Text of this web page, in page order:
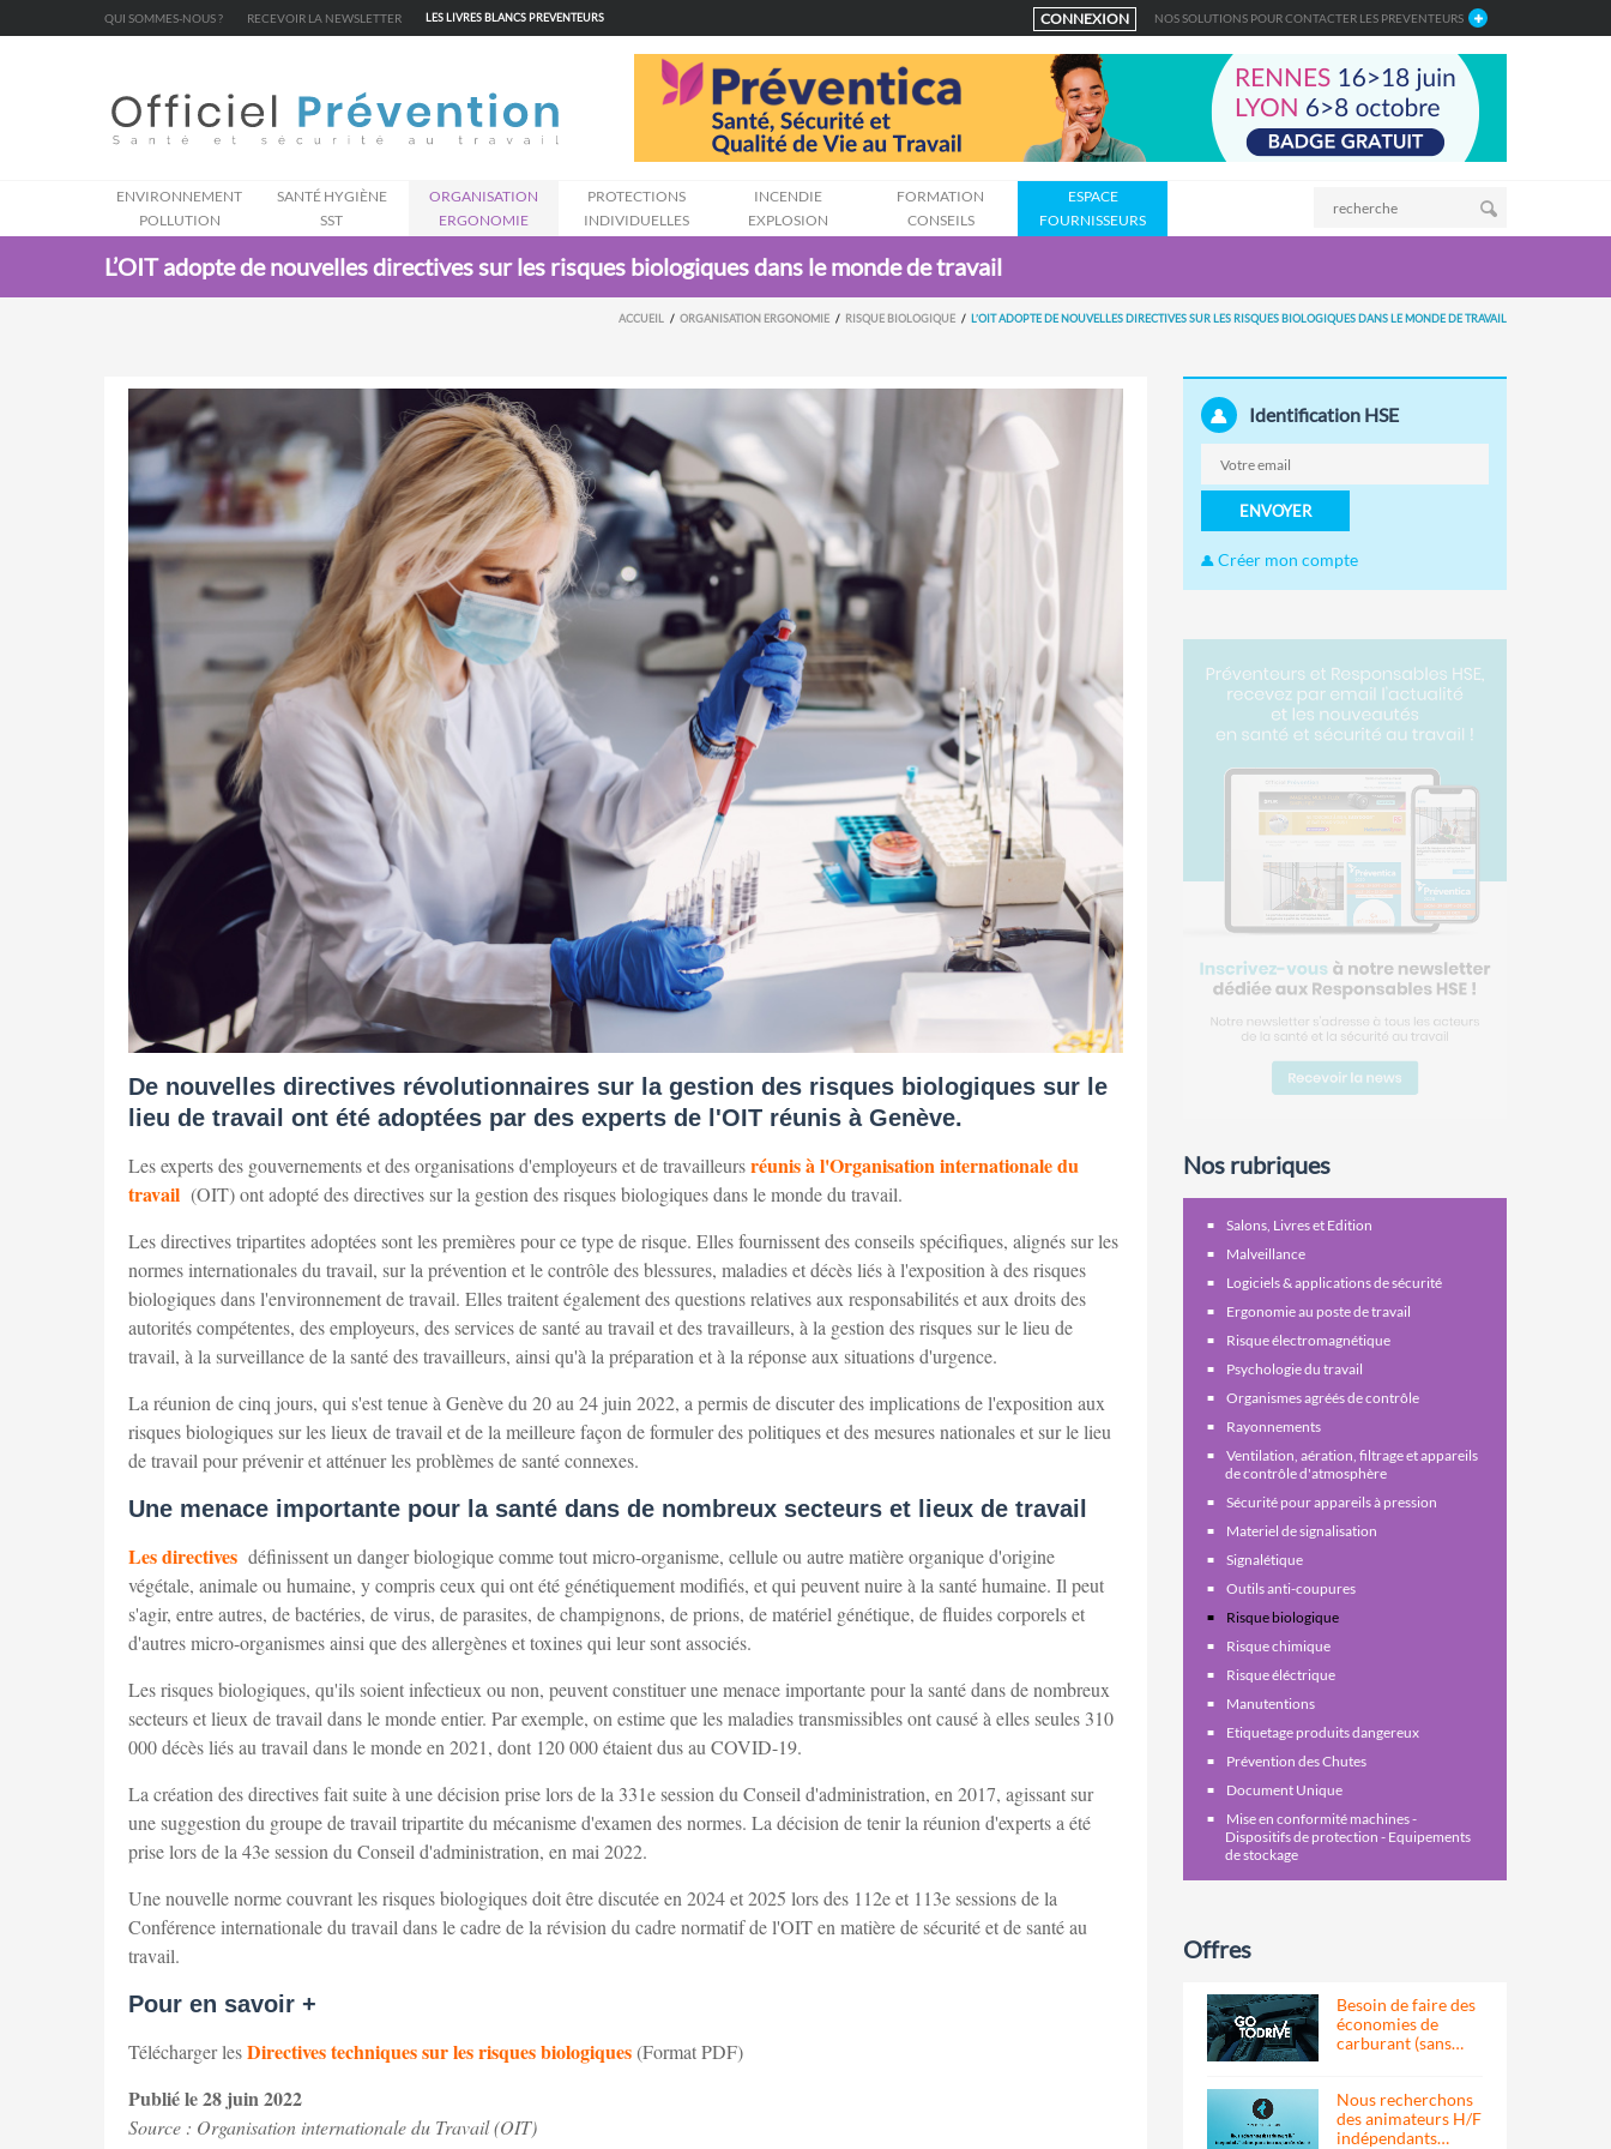
QUI SOMMES-NOUS ? RECEVOIR LA NEWSLETTER LES LIVRES BLANCS PREVENTEURS CONNEXION NOS SOLUTIONS POUR CONTACTER LES PREVENTEURS
ENVIRONNEMENT
POLLUTION
SANTÉ HYGIÈNE
SST
ORGANISATION
ERGONOMIE
PROTECTIONS
INDIVIDUELLES
INCENDIE
EXPLOSION
FORMATION
CONSEILS
ESPACE
FOURNISSEURS
L’OIT adopte de nouvelles directives sur les risques biologiques dans le monde de travail
ACCUEIL ORGANISATION ERGONOMIE RISQUE BIOLOGIQUE L’OIT ADOPTE DE NOUVELLES DIRECTIVES SUR LES RISQUES BIOLOGIQUES DANS LE MONDE DE TRAVAIL
De nouvelles directives révolutionnaires sur la gestion des risques biologiques sur le
lieu de travail ont été adoptées par des experts de l'OIT réunis à Genève.
Les experts des gouvernements et des organisations d'employeurs et de travailleursréunis à l'Organisation internationale du
travail (OIT) ont adopté des directives sur la gestion des risques biologiques dans le monde du travail.
Les directives tripartites adoptées sont les premières pour ce type de risque. Elles fournissent des conseils spécifiques, alignés sur les
normes internationales du travail, sur la prévention et le contrôle des blessures, maladies et décès liés à l'exposition à des risques
biologiques dans l'environnement de travail. Elles traitent également des questions relatives aux responsabilités et aux droits des
autorités compétentes, des employeurs, des services de santé au travail et des travailleurs, à la gestion des risques sur le lieu de
travail, à la surveillance de la santé des travailleurs, ainsi qu'à la préparation et à la réponse aux situations d'urgence.
La réunion de cinq jours, qui s'est tenue à Genève du 20 au 24 juin 2022, a permis de discuter des implications de l'exposition aux
risques biologiques sur les lieux de travail et de la meilleure façon de formuler des politiques et des mesures nationales et sur le lieu
de travail pour prévenir et atténuer les problèmes de santé connexes.
Une menace importante pour la santé dans de nombreux secteurs et lieux de travail
Les directives définissent un danger biologique comme tout micro-organisme, cellule ou autre matière organique d'origine
végétale, animale ou humaine, y compris ceux qui ont été génétiquement modifiés, et qui peuvent nuire à la santé humaine. Il peut
s'agir, entre autres, de bactéries, de virus, de parasites, de champignons, de prions, de matériel génétique, de fluides corporels et
d'autres micro-organismes ainsi que des allergènes et toxines qui leur sont associés.
Les risques biologiques, qu'ils soient infectieux ou non, peuvent constituer une menace importante pour la santé dans de nombreux
secteurs et lieux de travail dans le monde entier. Par exemple, on estime que les maladies transmissibles ont causé à elles seules 310
000 décès liés au travail dans le monde en 2021, dont 120 000 étaient dus au COVID-19.
La création des directives fait suite à une décision prise lors de la 331e session du Conseil d'administration, en 2017, agissant sur
une suggestion du groupe de travail tripartite du mécanisme d'examen des normes. La décision de tenir la réunion d'experts a été
prise lors de la 43e session du Conseil d'administration, en mai 2022.
Une nouvelle norme couvrant les risques biologiques doit être discutée en 2024 et 2025 lors des 112e et 113e sessions de la
Conférence internationale du travail dans le cadre de la révision du cadre normatif de l'OIT en matière de sécurité et de santé au
travail.
Pour en savoir +
Télécharger lesDirectives techniques sur les risques biologiques(Format PDF)
Publié le 28 juin 2022
Source : Organisation internationale du Travail (OIT)
Identification HSE
ENVOYER
Créer mon compte
Nos rubriques
Salons, Livres et Edition
Malveillance
Logiciels & applications de sécurité
Ergonomie au poste de travail
Risque électromagnétique
Psychologie du travail
Organismes agréés de contrôle
Rayonnements
Ventilation, aération, filtrage et appareils
de contrôle d'atmosphère
Sécurité pour appareils à pression
Materiel de signalisation
Signalétique
Outils anti-coupures
Risque biologique
Risque chimique
Risque éléctrique
Manutentions
Etiquetage produits dangereux
Prévention des Chutes
Document Unique
Mise en conformité machines -
Dispositifs de protection - Equipements
de stockage
Offres
Besoin de faire des
économies de
carburant (sans…
Nous recherchons
des animateurs H/F
indépendants…
Cookies management panel